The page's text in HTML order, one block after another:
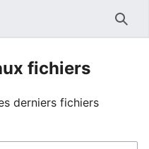
fichiers
derniers fichiers